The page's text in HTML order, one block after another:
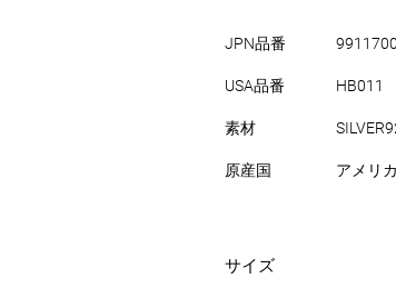
JPN品番
USA品番 HB011
素材
原産国 アメリ
サイズ